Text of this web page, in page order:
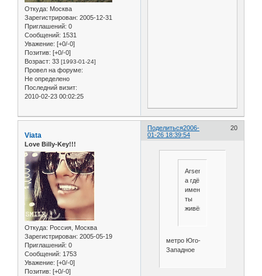
Откуда: Москва
Зарегистрирован: 2005-12-31
Приглашений: 0
Сообщений: 1531
Уважение: [+0/-0]
Позитив: [+0/-0]
Возраст: 33 [1993-01-24]
Провел на форуме:
Не определено
Последний визит:
2010-02-23 00:02:25
Поделиться 20
2006-
01-26 18:39:54
Viata
Love Billy-Key!!!
Откуда: Россия, Москва
Зарегистрирован: 2005-05-19
Приглашений: 0
Сообщений: 1753
Уважение: [+0/-0]
Позитив: [+0/-0]
Arsenia,
а гдё
именно
ты
живёш?
метро Юго-
Западное